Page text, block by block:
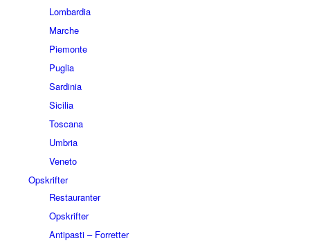
Lombardia
Marche
Piemonte
Puglia
Sardinia
Sicilia
Toscana
Umbria
Veneto
Opskrifter
Restauranter
Opskrifter
Antipasti – Forretter